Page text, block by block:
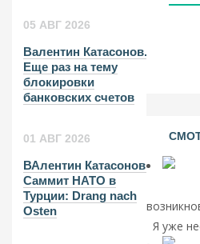
05 АВГ 2026
Валентин Катасонов.
Еще раз на тему
блокировки
банковских счетов
01 АВГ 2026
ВАлентин Катасонов.
Саммит НАТО в
Турции: Drang nach
Osten
Я уже